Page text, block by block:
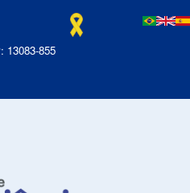
13083-855